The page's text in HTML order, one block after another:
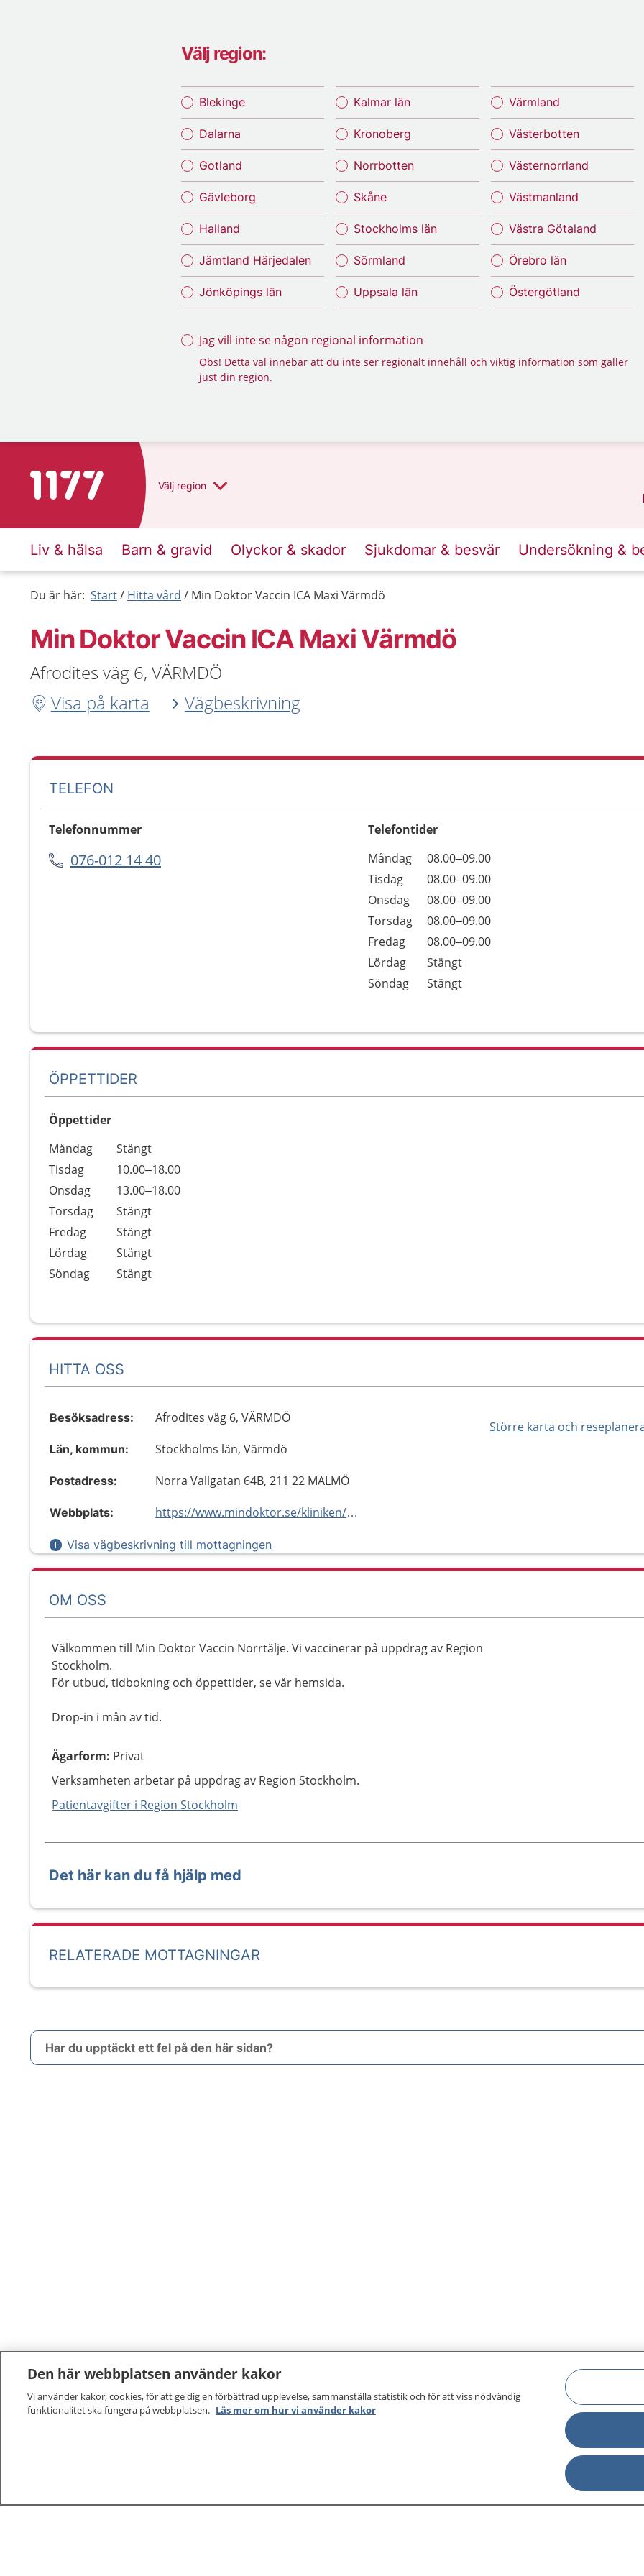
Välj region:
Blekinge
Dalarna
Gotland
Gävleborg
Halland
Jämtland Härjedalen
Jönköpings län
Kalmar län
Kronoberg
Norrbotten
Skåne
Stockholms län
Sörmland
Uppsala län
Värmland
Västerbotten
Västernorrland
Västmanland
Västra Götaland
Örebro län
Östergötland
Jag vill inte se någon regional information
Obs! Detta val innebär att du inte ser regionalt innehåll och viktig information som gäller
just din region.
Till startsidan för 1177 Välj region
Liv & hälsa Barn & gravid Olyckor & skador Sjukdomar & besvär Undersökning &
Du är här: Start Hitta vård Min Doktor Vaccin ICA Maxi Värmdö
Min Doktor Vaccin ICA Maxi Värmdö
Afrodites väg 6, VÄRMDÖ
Visa på karta
Vägbeskrivning
TELEFON
Telefonnummer
076-012 14 40
Telefontider
Dag
Öppettider
Kommentarer
Måndag
08.00–09.00
Tisdag
08.00–09.00
Onsdag
08.00–09.00
Torsdag
08.00–09.00
Fredag
08.00–09.00
Lördag
Stängt
Söndag
Stängt
ÖPPETTIDER
Öppettider
Dag
Öppettider
Kommentarer
Måndag
Stängt
Tisdag
10.00–18.00
Onsdag
13.00–18.00
Torsdag
Stängt
Fredag
Stängt
Lördag
Stängt
Söndag
Stängt
HITTA OSS
Större karta och
Besöksadress: Afrodites väg 6, VÄRMDÖ
Län, kommun: Stockholms län, Värmdö
Postadress: Norra Vallgatan 64B, 211 22 MALMÖ
Webbplats: https://www.mindoktor.se/kliniken/ica-maxi-varmdo/
Visa vägbeskrivning till mottagningen
OM OSS
Välkommen till Min Doktor Vaccin Norrtälje. Vi vaccinerar på uppdrag av Region
Stockholm.
För utbud, tidbokning och öppettider, se vår hemsida.
Drop-in i mån av tid.
Ägarform: Privat
Verksamheten arbetar på uppdrag av Region Stockholm.
Patientavgifter i Region Stockholm
Det här kan du få hjälp med
RELATERADE MOTTAGNINGAR
Har du upptäckt ett fel på den här sidan?
Den här webbplatsen använder kakor
Vi använder kakor, cookies, för att ge dig en förbättrad upplevelse, sammanställa statistik och för att viss nödvändig
funktionalitet ska fungera på webbplatsen. Läs mer om hur vi använder kakor